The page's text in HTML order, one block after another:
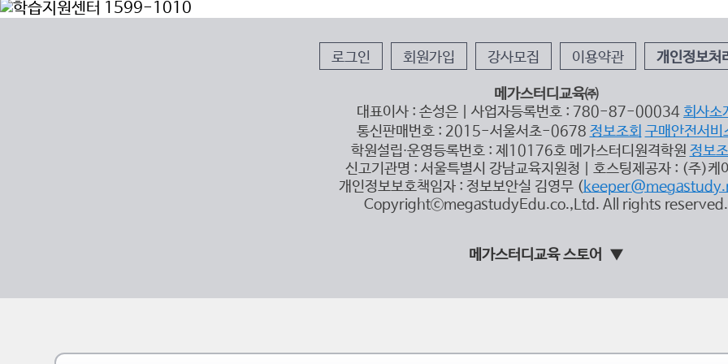
로그인 회원가입 강사모집 이용약관 개인정보처
메가스터디교육㈜
대표이사 : 손성은 | 사업자등록번호 : 780-87-00034 회사소
통신판매번호 : 2015-서울서초-0678 정보조회 구매안전서비
학원설립∙운영등록번호 : 제10176호 메가스터디원격학원 정보
신고기관명 : 서울특별시 강남교육지원청 | 호스팅제공자 : (주)케
개인정보보호책임자 : 정보보안실 김영무 (
CopyrightⓒmegastudyEdu.co.,Ltd. All rights reserved.
메가스터디교육 스토어